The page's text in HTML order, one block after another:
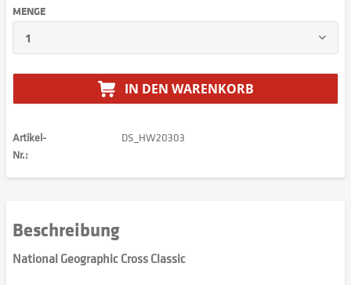
MENGE
IN DEN WARENKORB
Artikel-
Nr.:
DS_HW20303
Beschreibung
National Geographic Cross Classic